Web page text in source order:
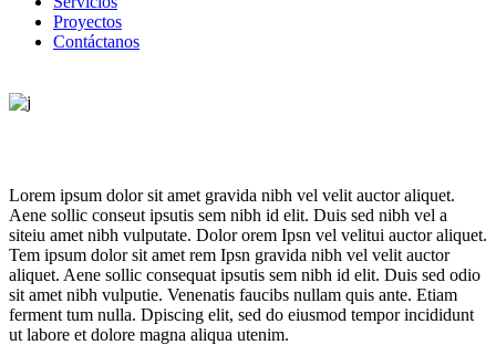
Proyectos
Contáctanos
Lorem ipsum dolor sit amet gravida nibh vel velit auctor aliquet.
Aene sollic conseut ipsutis sem nibh id elit. Duis sed nibh vel a
siteiu amet nibh vulputate. Dolor orem Ipsn vel velitui auctor aliquet.
Tem ipsum dolor sit amet rem Ipsn gravida nibh vel velit auctor
aliquet. Aene sollic consequat ipsutis sem nibh id elit. Duis sed odio
sit amet nibh vulputie. Venenatis faucibs nullam quis ante. Etiam
ferment tum nulla. Dpiscing elit, sed do eiusmod tempor incididunt
ut labore et dolore magna aliqua utenim.